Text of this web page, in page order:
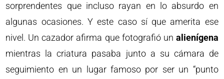
sorprendentes que incluso rayan en lo absurdo en
algunas ocasiones. Y este caso sí que amerita ese
nivel. Un cazador afirma que fotografió un alienígena
mientras la criatura pasaba junto a su cámara de
seguimiento en un lugar famoso por ser un “punto